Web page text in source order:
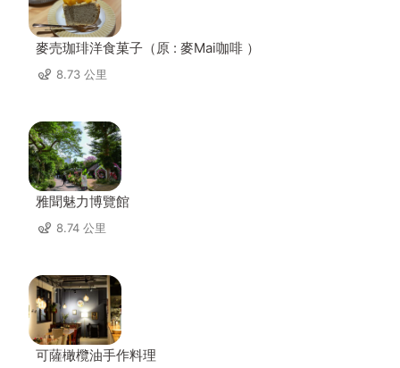
麥売珈琲洋食菓子（原 : 麥Mai咖啡 ）
8.73 公里
雅聞魅力博覽館
8.74 公里
可薩橄欖油手作料理